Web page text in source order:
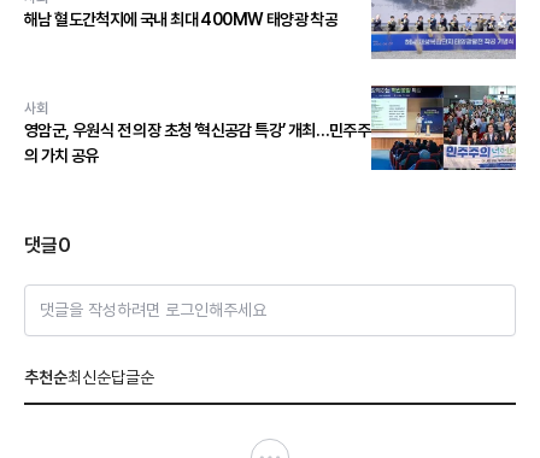
해남 혈도간척지에 국내 최대 400MW 태양광 착공
사회
영암군, 우원식 전 의장 초청 ‘혁신공감 특강’ 개최…민주주
의 가치 공유
댓글0
댓글을 작성하려면 로그인해주세요
추천순최신순답글순